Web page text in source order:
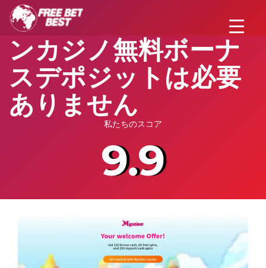
MYSTINO-オンライ
ンカジノ無料ボーナ
スデポジットは必要
ありません
私たちのスコア
9.9